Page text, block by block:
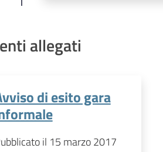
allegati
di esito gara
il 15 marzo 2017